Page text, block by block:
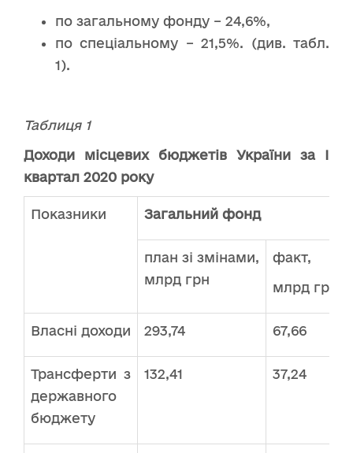
по загальному фонду – 24,6%,
по спеціальному – 21,5%. (див. табл.
1).
Таблиця 1
Доходи місцевих бюджетів України за І
квартал 2020 року
Показники Загальний фонд
план зі змінами,
млрд грн
факт,
млрд грн
Власні доходи 293,74 67,66
Трансферти з
державного
бюджету
132,41 37,24